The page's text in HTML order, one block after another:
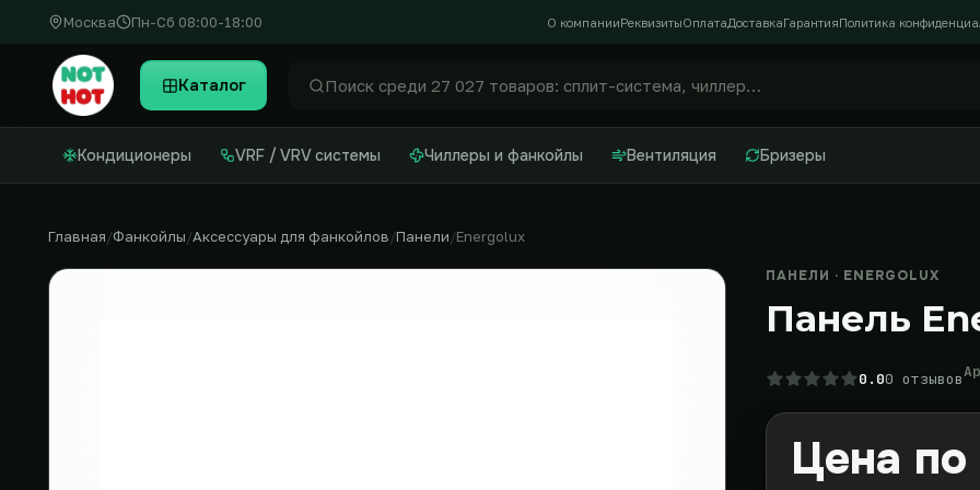
Москва Пн-Сб 08:00-18:00 О компанииРеквизитыОплатаДоставкаГарантияПолитика
Каталог Найти
Кондиционеры VRF / VRV системы Чиллеры и фанкойлы Вентиляция Бризеры
Главная Фанкойлы Аксессуары для фанкойлов Панели Energolux
ПАНЕЛИ · ENERGOLUX
Панель
0.00 отзывов
Цена по